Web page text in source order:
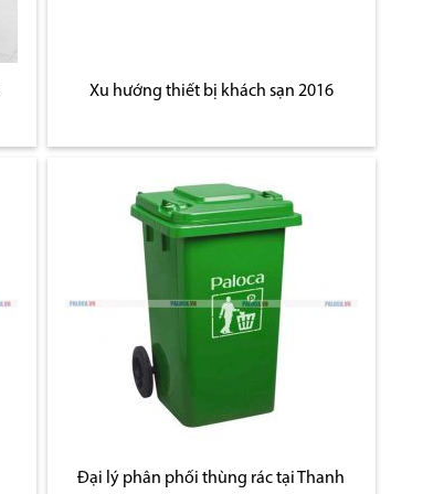
Xu hướng thiết bị khách sạn 2016
Đại lý phân phối thùng rác tại Thanh